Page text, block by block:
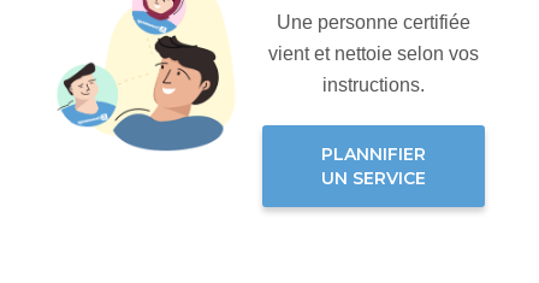
Une personne certifiée
vient et nettoie selon vos
instructions.
PLANNIFIER
UN SERVICE